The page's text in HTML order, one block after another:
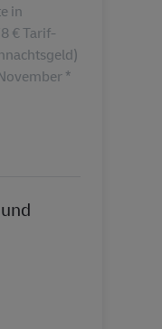
in
€ Tarif-
*